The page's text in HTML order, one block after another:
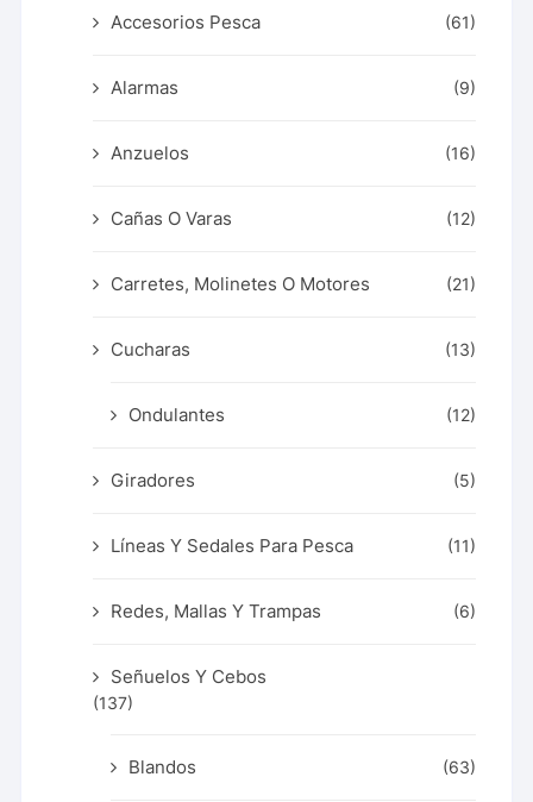
Accesorios Pesca (61)
Alarmas (9)
Anzuelos (16)
Cañas O Varas (12)
Carretes, Molinetes O Motores (21)
Cucharas (13)
Ondulantes (12)
Giradores (5)
Líneas Y Sedales Para Pesca (11)
Redes, Mallas Y Trampas (6)
Señuelos Y Cebos
(137)
Blandos (63)